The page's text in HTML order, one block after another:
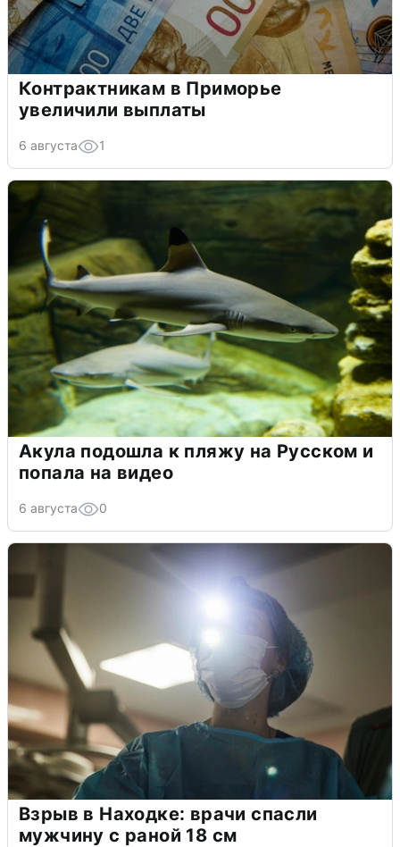
Контрактникам в Приморье
увеличили выплаты
6 августа 1
Акула подошла к пляжу на Русском и
попала на видео
6 августа 0
Взрыв в Находке: врачи спасли
мужчину с раной 18 см